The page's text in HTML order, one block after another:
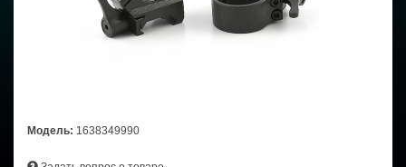
Модель: 1638349990